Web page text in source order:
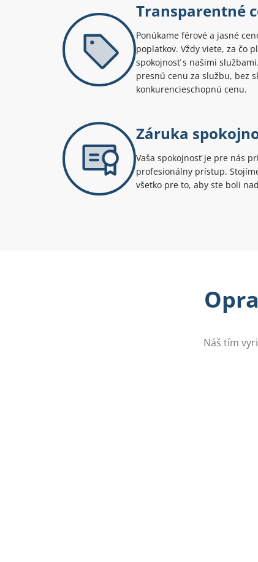
Transparentné
Ponúkame férové a jasné
poplatkov. Vždy viete, za čo
spokojnosť s našimi
presnú cenu za službu, bez
konkurencieschopnú cenu.
Záruka
Vaša spokojnosť je pre nás
profesionálny prístup.
všetko pre to, aby ste boli
Náš tím